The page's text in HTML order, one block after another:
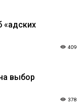
«адских
409
выбор
378